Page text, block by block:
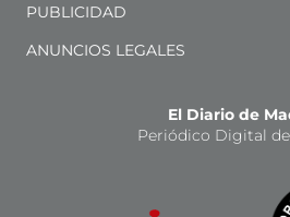
PUBLICIDAD
ANUNCIOS LEGALES
El Diario de
Periódico Digital